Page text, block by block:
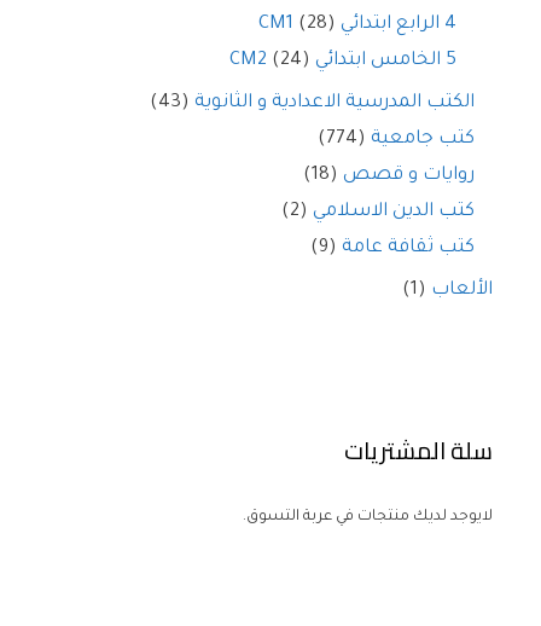
4 الرابع ابتدائي CM1
(28)
5 الخامس ابتدائي CM2
(24)
الكتب المدرسية الاعدادية و الثانوية (43)
كتب جامعية (774)
روايات و قصص (18)
كتب الدين الاسلامي (2)
كتب ثقافة عامة (9)
الألعاب (1)
سلة المشتريات
لايوجد لديك منتجات في عربة التسوق.